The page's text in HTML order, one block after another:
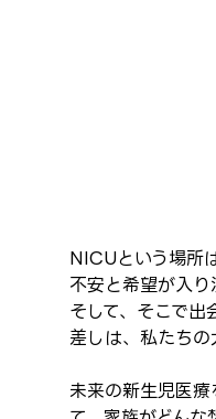
NICUという場所
不安と希望が入り
そして、そこで
差しは、私たちの
未来の新生児医